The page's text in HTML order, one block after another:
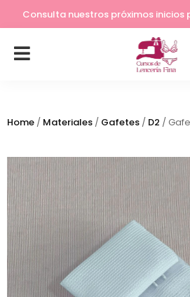
Consulta nuestros próximos inicios
Lleva tu costura a
Home / Materiales / Gafetes / D2 /